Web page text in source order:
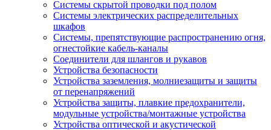
Системы скрытой проводки под полом
Системы электрических распределительных
шкафов
Системы, препятствующие распространению огня,
огнестойкие кабель-каналы
Соединители для шлангов и рукавов
Устройства безопасности
Устройства заземления, молниезащиты и защиты
от перенапряжений
Устройства защиты, плавкие предохранители,
модульные устройства/монтажные устройства
Устройства оптической и акустической